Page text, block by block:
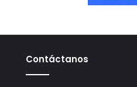
Contáctanos